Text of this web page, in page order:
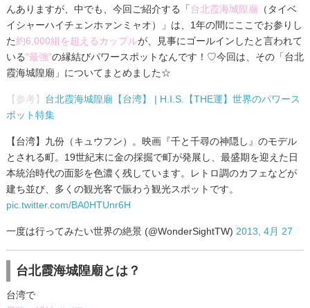
んありますが、中でも、今回ご紹介する「台北霞海城隍廟 （タイベ
イシャーハイチェンホァンミャオ）」は、1年の間にここでお参りし
た約6,000組を超えるカップルが、見事にゴールインしたと言われて
いる”最強”の縁結びパワースポットなんです！♡今回は、その「台北
霞海城隍廟」についてまとめました☆
【参考】 台北霞海城隍廟【台湾】 | H.I.S.【THE運】世界のパワース
ポット特集
【台湾】九份（キュウフン）。映画『千と千尋の神隠し』のモデル
とされる町。19世紀末に金の採掘で町が発展し、最盛期を迎えた日
本統治時代の面影を色濃く残しています。レトロ調のカフェなどが
建ち並び、多くの観光客で賑わう観光スポットです。
pic.twitter.com/BA0HTUnr6H
一度は行ってみたい世界の絶景 (@WonderSightTW) 2013, 4月 27
台北霞海城隍廟とは？
台湾で